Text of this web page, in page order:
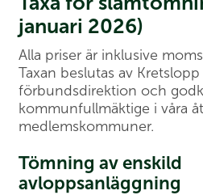
januari 2026)
Alla priser är inklusive
Taxan beslutas av Kretslopp
förbundsdirektion och
kommunfullmäktige i våra
medlemskommuner.
Tömning av enskild
avloppsanläggning